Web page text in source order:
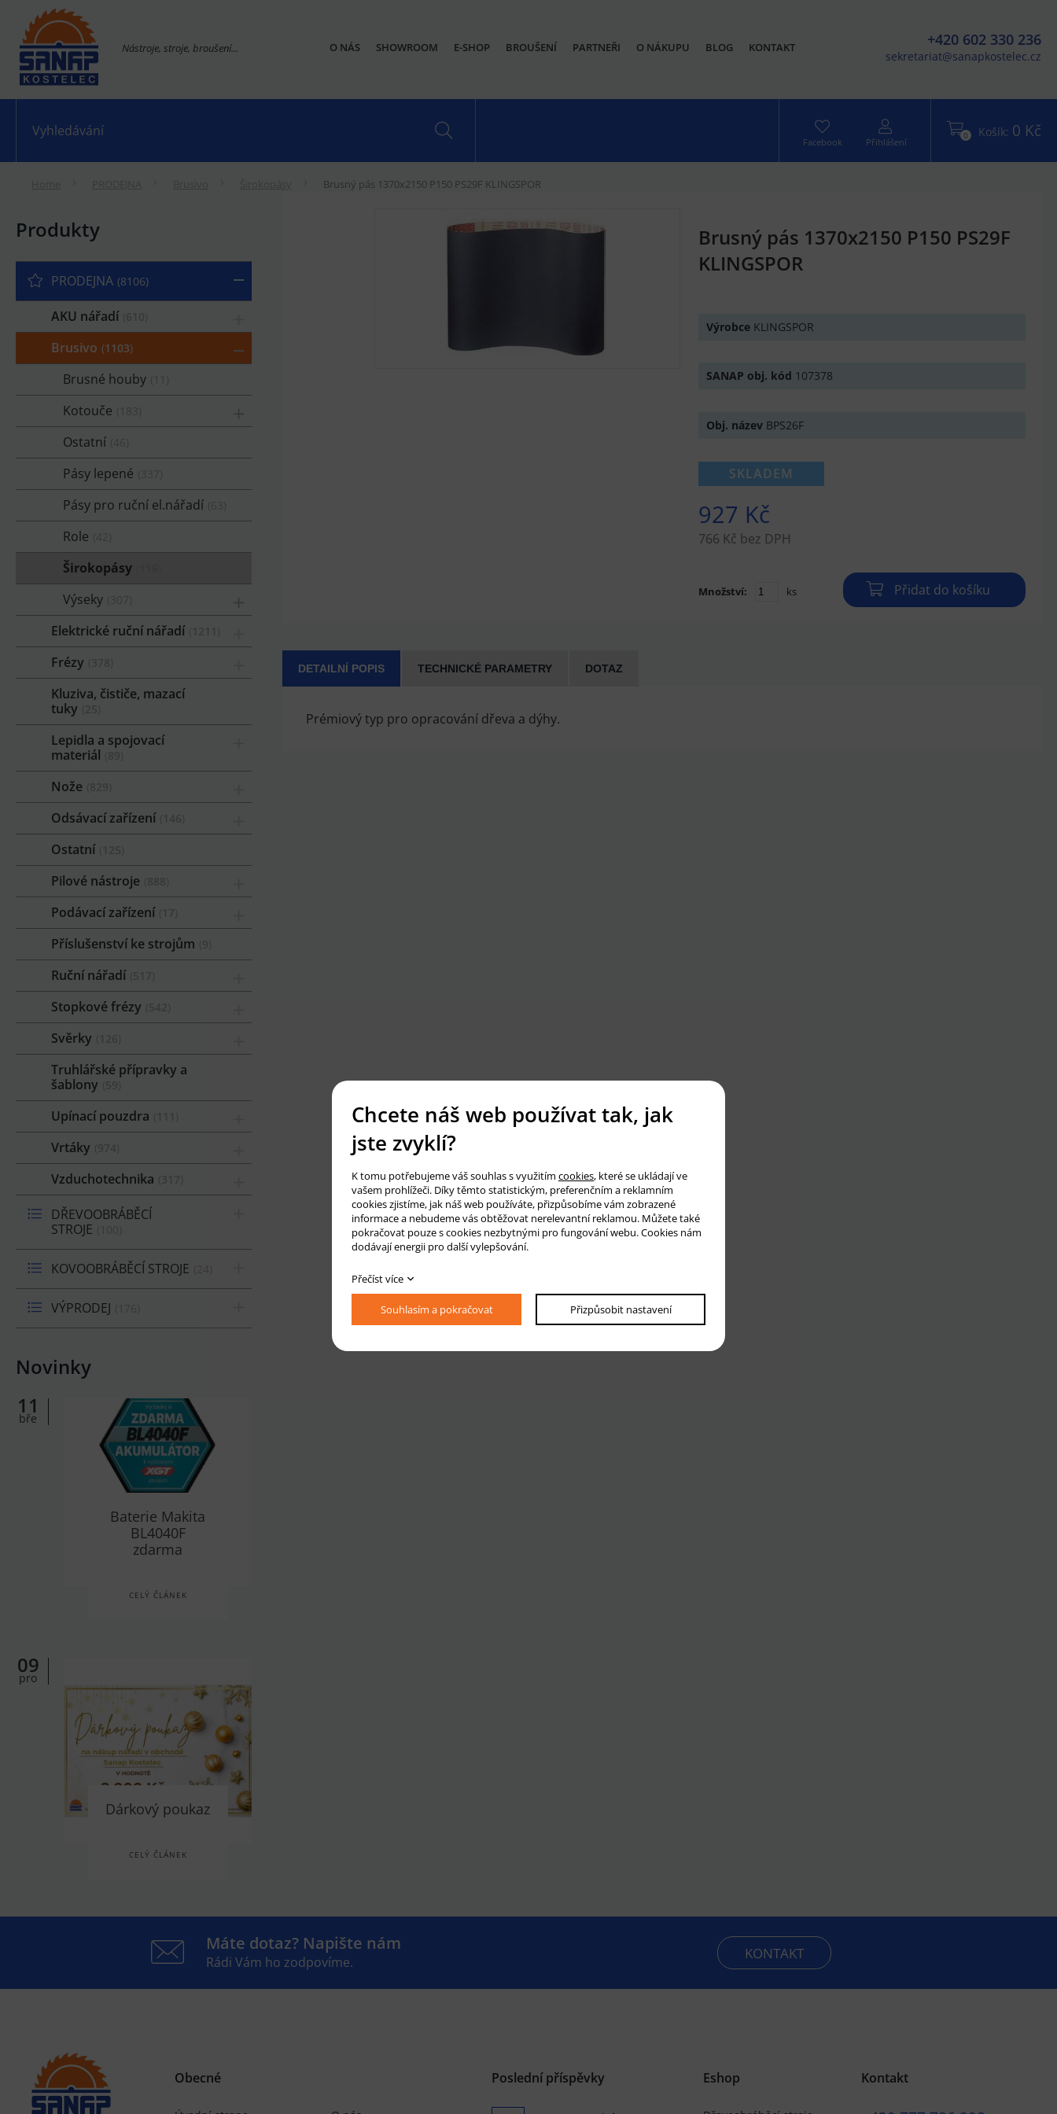
Nástroje, stroje, broušení... +420 602 330 236
sekretariat@sanapkostelec.cz
O NÁS SHOWROOM E-SHOP BROUŠENÍ PARTNEŘI O NÁKUPU BLOG KONTAKT
0 Košík: 0 Kč
Facebook Přihlášení
Brusný pás 1370x2150 P150 PS29F KLINGSPOR
Produkty
PRODEJNA 8106
AKU nářadí
Brusivo 1103
Brusné houby
Kotouče
Ostatní
Pásy lepené
Pásy pro ruční el.nářadí
Role
Širokopásy
Výseky
Elektrické ruční nářadí
Frézy
Kluziva, čističe, mazací
tuky
Lepidla a spojovací
materiál
Nože
Odsávací zařízení
Ostatní
Pilové nástroje
Podávací zařízení
Příslušenství ke strojům
Ruční nářadí
Stopkové frézy
Svěrky
Truhlářské přípravky a
šablony
Upínací pouzdra
Vrtáky
Vzduchotechnika
DŘEVOOBRÁBĚCÍ
STROJE
KOVOOBRÁBĚCÍ STROJE
VÝPRODEJ
Novinky
11
bře
Baterie Makita
BL4040F
zdarma
CELÝ ČLÁNEK
09
pro
Dárkový poukaz
CELÝ ČLÁNEK
Brusný pás 1370x2150 P150 PS29F
KLINGSPOR
Výrobce KLINGSPOR
SANAP obj. kód 107378
Obj. název BPS26F
SKLADEM
927 Kč
766 Kč bez DPH
Množství: ks Přidat do košíku
DETAILNÍ POPIS TECHNICKÉ PARAMETRY DOTAZ
Prémiový typ pro opracování dřeva a dýhy.
Máte dotaz? Napište nám
Rádi Vám ho zodpovíme. KONTAKT
Obecné Poslední příspěvky Eshop Kontakt
Chcete náš web používat tak, jak
jste zvyklí?
K tomu potřebujeme váš souhlas s využitím cookies, které se ukládají ve
vašem prohlížeči. Díky těmto statistickým, preferenčním a reklamním
cookies zjistíme, jak náš web používáte, přizpůsobíme vám zobrazené
informace a nebudeme vás obtěžovat nerelevantní reklamou. Můžete také
pokračovat pouze s cookies nezbytnými pro fungování webu. Cookies nám
dodávají energii pro další vylepšování.
Přečíst více
Souhlasím a pokračovat Přizpůsobit nastavení